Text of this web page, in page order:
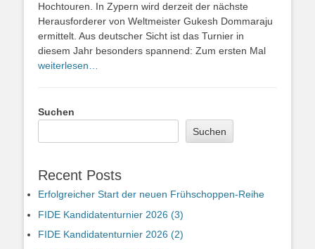
Hochtouren. In Zypern wird derzeit der nächste
Herausforderer von Weltmeister Gukesh Dommaraju
ermittelt. Aus deutscher Sicht ist das Turnier in
diesem Jahr besonders spannend: Zum ersten Mal
weiterlesen…
Suchen
Suchen
Recent Posts
Erfolgreicher Start der neuen Frühschoppen-Reihe
FIDE Kandidatenturnier 2026 (3)
FIDE Kandidatenturnier 2026 (2)